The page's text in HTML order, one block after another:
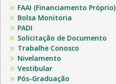
FAAI (Financiamento Próprio)
Bolsa Monitoria
PADI
Solicitação de Documento
Trabalhe Conosco
Nivelamento
Vestibular
Pós-Graduação